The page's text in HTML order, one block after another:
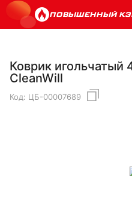
ПОВЫШЕННЫЙ
Коврик игольчатый
CleanWill
Код: ЦБ-00007689